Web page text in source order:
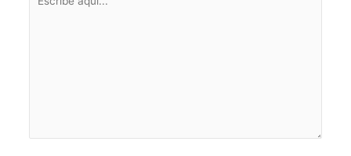
aquí...